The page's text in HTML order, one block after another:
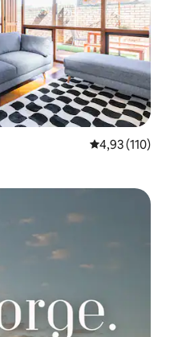
Priemerné
4,93 (110)